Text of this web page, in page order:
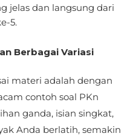
jelas dan langsung dari
5.
Berbagai Variasi
materi adalah dengan
contoh soal PKn
ganda, isian singkat,
Anda berlatih, semakin